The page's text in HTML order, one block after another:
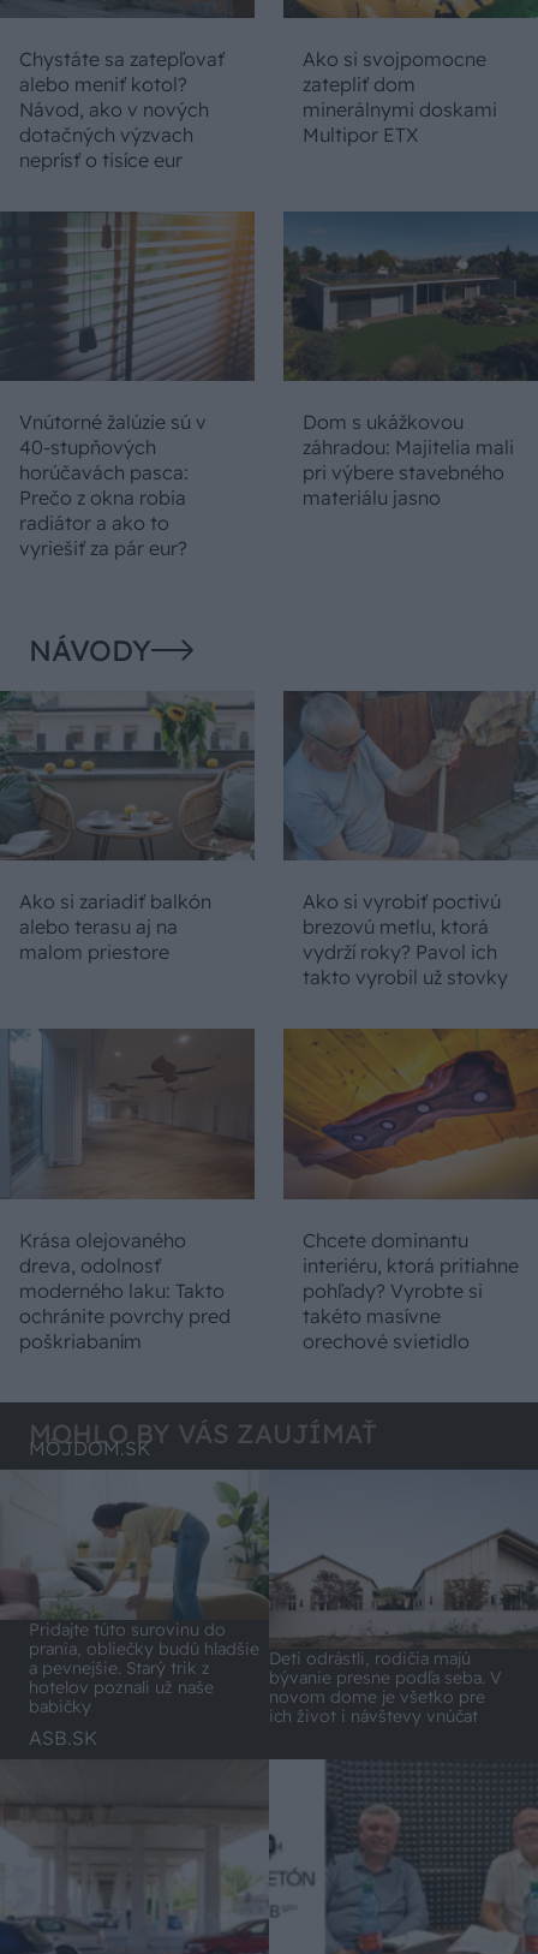
Chystáte sa zatepľovať
alebo meniť kotol?
Návod, ako v nových
dotačných výzvach
neprísť o tisíce eur
Ako si svojpomocne
zatepliť dom
minerálnymi doskami
Multipor ETX
Vnútorné žalúzie sú v
40-stupňových
horúčavách pasca:
Prečo z okna robia
radiátor a ako to
vyriešiť za pár eur?
Dom s ukážkovou
záhradou: Majitelia mali
pri výbere stavebného
materiálu jasno
NÁVODY
Ako si zariadiť balkón
alebo terasu aj na
malom priestore
Ako si vyrobiť poctivú
brezovú metlu, ktorá
vydrží roky? Pavol ich
takto vyrobil už stovky
Krása olejovaného
dreva, odolnosť
moderného laku: Takto
ochránite povrchy pred
poškriabaním
Chcete dominantu
interiéru, ktorá pritiahne
pohľady? Vyrobte si
takéto masívne
orechové svietidlo
MOHLO BY VÁS ZAUJÍMAŤ
MÔJDOM.SK
Pridajte túto surovinu do
prania, obliečky budú hladšie
a pevnejšie. Starý trik z
hotelov poznali už naše
babičky
Deti odrástli, rodičia majú
bývanie presne podľa seba. V
novom dome je všetko pre
ich život i návštevy vnúčat
ASB.SK